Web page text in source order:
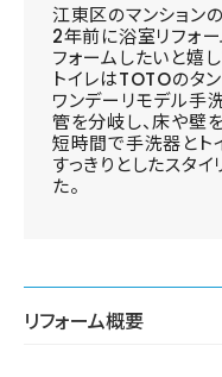
江東区のマンション
2年前に浴室リフォ
フォームしたいと嬉
トイレはTOTOのタン
ワンデーリモデル手
管を分岐し、床や壁
短時間で手洗器とト
すっきりとしたスタ
た。
リフォーム概要